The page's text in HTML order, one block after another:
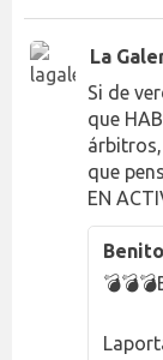
La
Si de
que
que
EN
Benito